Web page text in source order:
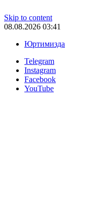
Skip to content
08.08.2026 03:41
Юртимизда
Telegram
Instagram
Facebook
YouTube